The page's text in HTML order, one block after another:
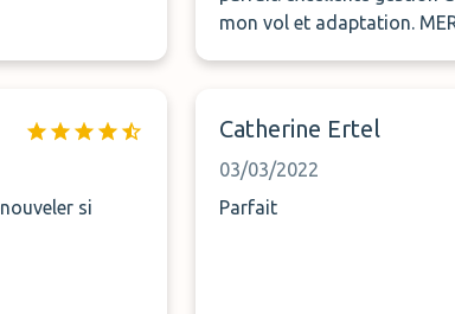
mon vol et
si
Catherine Ertel
03/03/2022
Parfait